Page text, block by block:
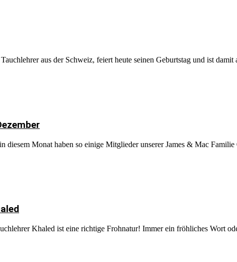
aus der Schweiz, feiert heute seinen Geburtstag und ist damit
diesem Monat haben so einige Mitglieder unserer James & Mac
Khaled ist eine richtige Frohnatur! Immer ein fröhliches Wort